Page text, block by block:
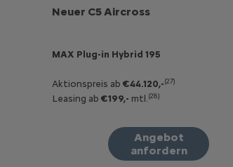
Neuer C5 Aircross
MAX Plug-in Hybrid 195
Aktionspreis ab €44.120,-(27)
Leasing ab €199,- mtl. (28)
Angebot
anfordern